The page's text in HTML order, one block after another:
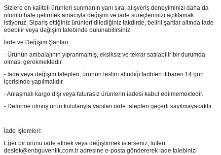
Sizlere en kaliteli ürünleri sunmanın yanı sıra, alışveriş deneyiminizi daha da
olumlu hale getirmek amacıyla değişim ve iade süreçlerimizi açıklamak
istiyoruz. Sipariş ettiğiniz ürünleri dilediğiniz takdirde, belirli şartlar altında iade
edebilir veya değişim talebinde bulunabilirsiniz.
İade ve Değişim Şartları:
- Ürünün ambalajının yıpranmamış, eksiksiz ve tekrar satılabilir bir durumda
olması gerekmektedir.
- İade veya değişim talepleri, ürünün teslim alındığı tarihten itibaren 14 gün
içerisinde yapılmalıdır.
- Anlaşmalı kargo dışı veya faturasız ürünlerin iadesi kabul edilmemektedir.
- Deforme olmuş ürün kutularıyla yapılan iade talepleri geçerli sayılmayacaktır.
İade İşlemleri:
Eğer bir ürünü iade etmek veya değiştirmek isterseniz, lütfen
destek@enbguvenlik.com.tr adresine e-posta göndererek iade talebinizi